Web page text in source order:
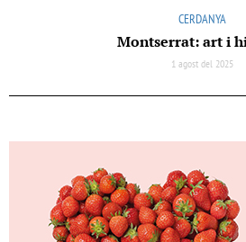
CERDANYA
Montserrat: art i
1 agost del 2025